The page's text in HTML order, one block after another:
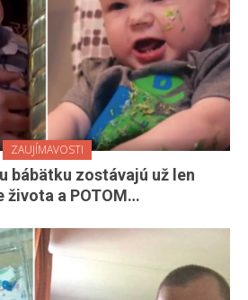
ZAUJÍMAVOSTI
bábätku zostávajú už len
života a POTOM…